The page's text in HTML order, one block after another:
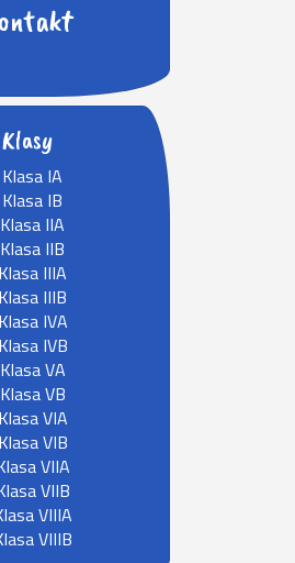
Klasy
Klasa IA
Klasa IB
Klasa IIA
Klasa IIB
Klasa IIIA
Klasa IIIB
Klasa IVA
Klasa IVB
Klasa VA
Klasa VB
Klasa VIA
Klasa VIB
VIIA
VIIB
VIIIA
VIIIB